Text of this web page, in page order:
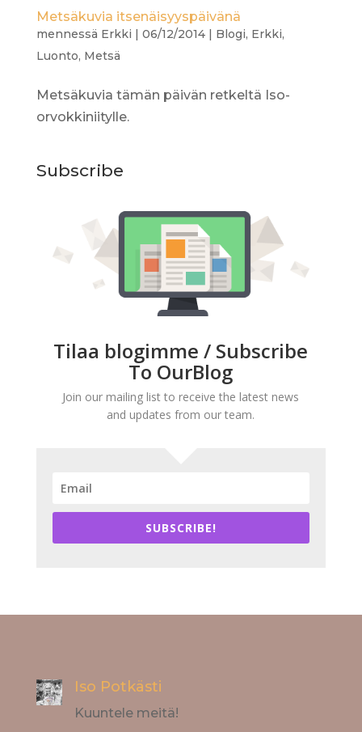
Metsäkuvia itsenäisyyspäivänä
mennessä Erkki | 06/12/2014| Blogi, Erkki,
Luonto, Metsä
Metsäkuvia tämän päivän retkeltä Iso-
orvokkiniitylle.
Subscribe
Tilaa blogimme / Subscribe
To OurBlog
Join our mailing list to receive the latest news
and updates from our team.
SUBSCRIBE!
Iso Potkästi
Kuuntele meitä!